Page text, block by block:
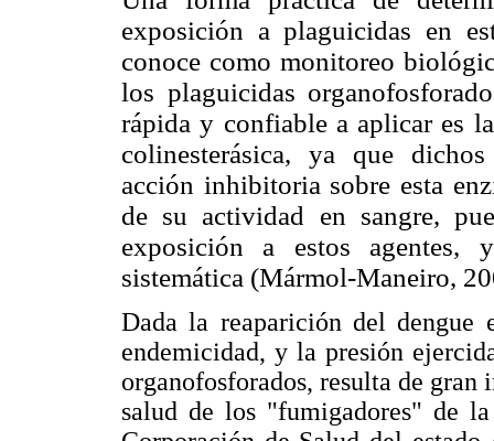
exposición a plaguicidas en
conoce como monitoreo
los plaguicidas
rápida y confiable a aplicar es
colinesterásica, ya que
acción inhibitoria sobre esta
de su actividad en sangre,
exposición a estos
sistemática (Mármol-Maneiro,
Dada la reaparición del dengue
endemicidad, y la presión
organofosforados, resulta de
salud de los "fumigadores" de